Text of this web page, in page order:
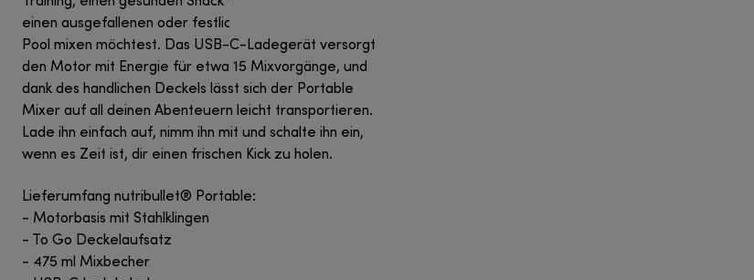
einen ausgefallenen oder festlichen Cocktail für den
Pool mixen möchtest. Das USB-C-Ladegerät versorgt
den Motor mit Energie für etwa 15 Mixvorgänge, und
dank des handlichen Deckels lässt sich der Portable
Mixer auf all deinen Abenteuern leicht transportieren.
Lade ihn einfach auf, nimm ihn mit und schalte ihn ein,
wenn es Zeit ist, dir einen frischen Kick zu holen.
Lieferumfang nutribullet® Portable:
- Motorbasis mit Stahlklingen
- To Go Deckelaufsatz
- 475 ml Mixbecher